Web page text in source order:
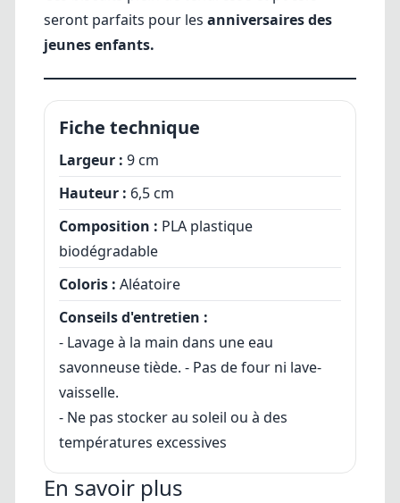
seront parfaits pour les anniversaires des
jeunes enfants.
En savoir plus
Fiche technique
Largeur : 9 cm
Hauteur : 6,5 cm
Composition : PLA plastique
biodégradable
Coloris : Aléatoire
Conseils d'entretien :
- Lavage à la main dans une eau
savonneuse tiède. - Pas de four ni lave-
vaisselle.
- Ne pas stocker au soleil ou à des
températures excessives